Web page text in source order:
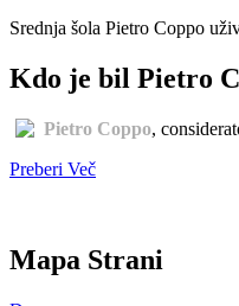
Srednja šola Pietro Coppo
Kdo je bil Pietro
Pietro Coppo,
Preberi Več
Mapa Strani